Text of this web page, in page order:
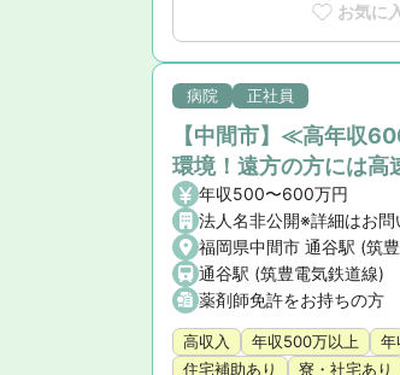
お気に
病院 正社員
【中間市】≪高年収
環境！遠方の方には高
年収500〜600万円
法人名非公開※詳細はお問
福岡県中間市 通谷駅 (筑
通谷駅 (筑豊電気鉄道線)
薬剤師免許をお持ちの方
高収入 年収500万以上 年
住宅補助あり
寮・社宅あり